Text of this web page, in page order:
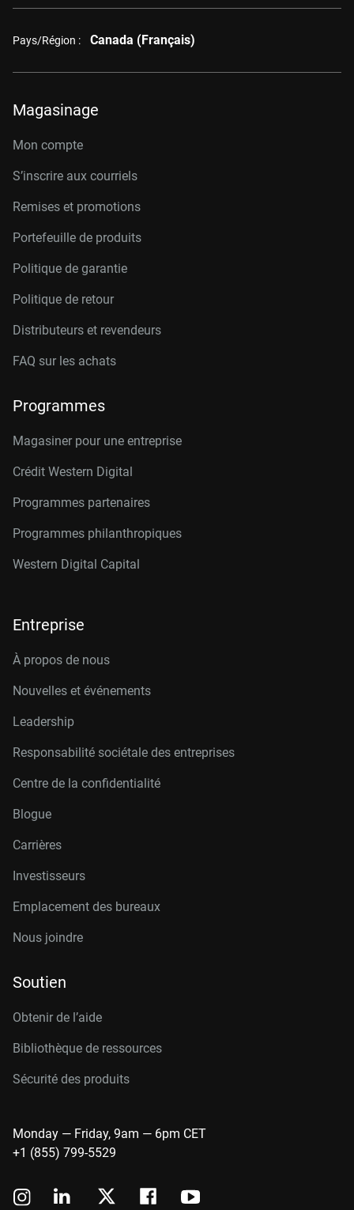
Pays/Région : Canada (Français)
Magasinage
Mon compte
S’inscrire aux courriels
Remises et promotions
Portefeuille de produits
Politique de garantie
Politique de retour
Distributeurs et revendeurs
FAQ sur les achats
Programmes
Magasiner pour une entreprise
Crédit Western Digital
Programmes partenaires
Programmes philanthropiques
Western Digital Capital
Entreprise
À propos de nous
Nouvelles et événements
Leadership
Responsabilité sociétale des entreprises
Centre de la confidentialité
Blogue
Carrières
Investisseurs
Emplacement des bureaux
Nous joindre
Soutien
Obtenir de l’aide
Bibliothèque de ressources
Sécurité des produits
Monday — Friday, 9am — 6pm CET
+1 (855) 799-5529